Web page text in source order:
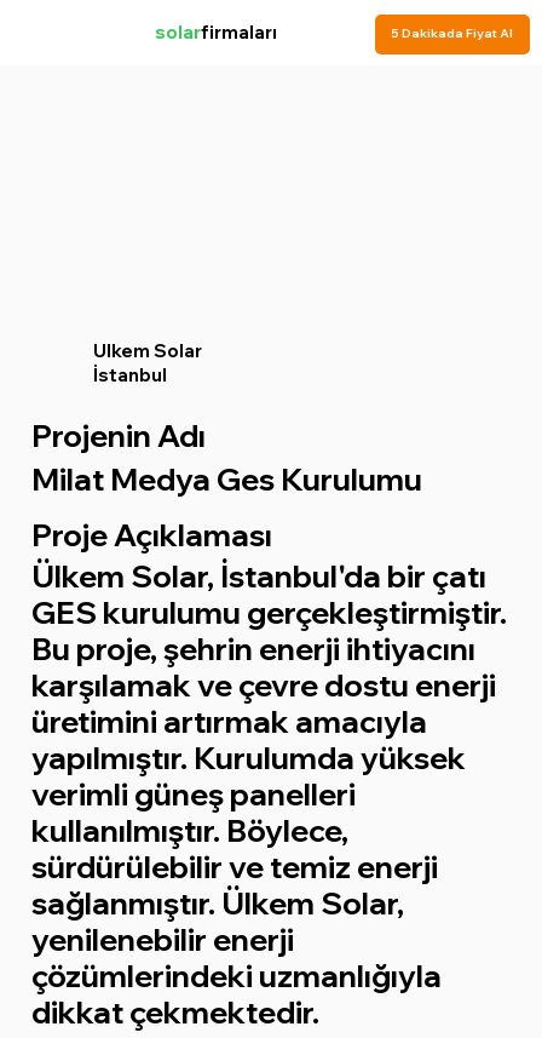
solarfirmaları 5 Dakikada Fiyat Al
Ulkem Solar
İstanbul
Projenin Adı
Milat Medya Ges Kurulumu
Proje Açıklaması
Ülkem Solar, İstanbul'da bir çatı
GES kurulumu gerçekleştirmiştir.
Bu proje, şehrin enerji ihtiyacını
karşılamak ve çevre dostu enerji
üretimini artırmak amacıyla
yapılmıştır. Kurulumda yüksek
verimli güneş panelleri
kullanılmıştır. Böylece,
sürdürülebilir ve temiz enerji
sağlanmıştır. Ülkem Solar,
yenilenebilir enerji
çözümlerindeki uzmanlığıyla
dikkat çekmektedir.